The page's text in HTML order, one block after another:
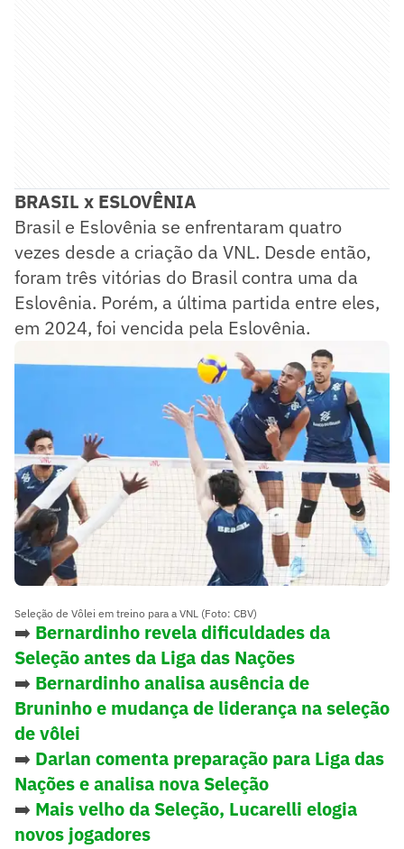
BRASIL x ESLOVÊNIA
Brasil e Eslovênia se enfrentaram quatro
vezes desde a criação da VNL. Desde então,
foram três vitórias do Brasil contra uma da
Eslovênia. Porém, a última partida entre eles,
em 2024, foi vencida pela Eslovênia.
Seleção de Vôlei em treino para a VNL (Foto: CBV)
➡️ Bernardinho revela dificuldades da
Seleção antes da Liga das Nações
➡️ Bernardinho analisa ausência de
Bruninho e mudança de liderança na seleção
de vôlei
➡️ Darlan comenta preparação para Liga das
Nações e analisa nova Seleção
➡️ Mais velho da Seleção, Lucarelli elogia
novos jogadores